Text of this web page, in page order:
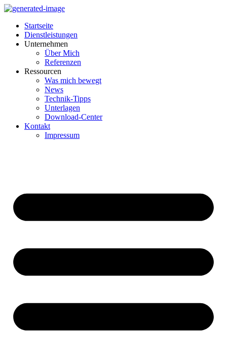
Inhalt
springen
Startseite
Dienstleistungen
Unternehmen
Über Mich
Referenzen
Ressourcen
Was mich bewegt
News
Technik-Tipps
Unterlagen
Download-Center
Kontakt
Impressum